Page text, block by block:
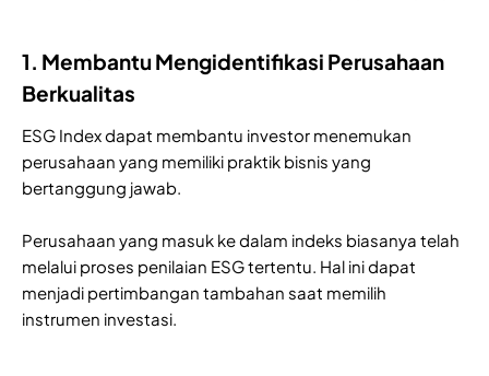
1. Membantu Mengidentifikasi Perusahaan
Berkualitas
ESG Index dapat membantu investor menemukan
perusahaan yang memiliki praktik bisnis yang
bertanggung jawab.
Perusahaan yang masuk ke dalam indeks biasanya telah
melalui proses penilaian ESG tertentu. Hal ini dapat
menjadi pertimbangan tambahan saat memilih
instrumen investasi.